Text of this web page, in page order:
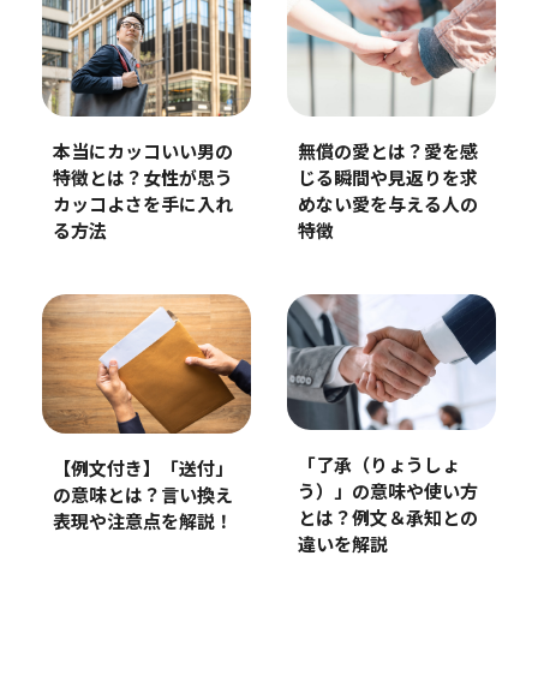
本当にカッコいい男の
特徴とは？女性が思う
カッコよさを手に入れ
る方法
無償の愛とは？愛を感
じる瞬間や見返りを求
めない愛を与える人の
特徴
【例文付き】「送付」
の意味とは？言い換え
表現や注意点を解説！
「了承（りょうしょ
う）」の意味や使い方
とは？例文＆承知との
違いを解説